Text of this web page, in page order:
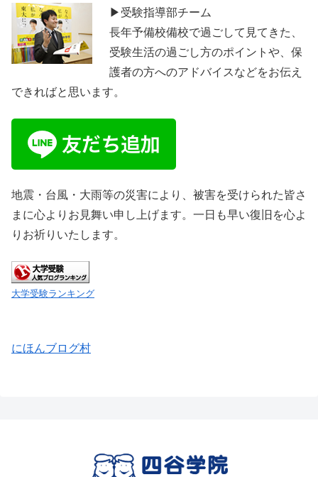
▶受験指導部チーム
長年予備校備校で過ごして見てきた、
受験生活の過ごし方のポイントや、保
護者の方へのアドバイスなどをお伝え
できればと思います。
地震・台風・大雨等の災害により、被害を受けられた皆さ
まに心よりお見舞い申し上げます。一日も早い復旧を心よ
りお祈りいたします。
大学受験ランキング
にほんブログ村